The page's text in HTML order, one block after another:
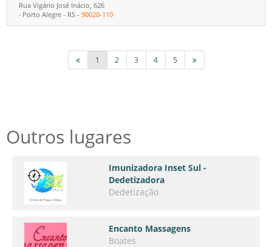
Rua Vigário José Inácio, 626
- Porto Alegre - RS - 90020-110
1 2 3 4 5
Outros lugares
Imunizadora Inset Sul -
Dedetizadora
Dedetização
Encanto Massagens
Boates